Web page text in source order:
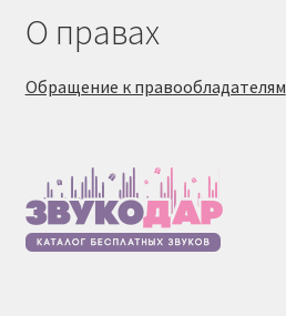
О правах
Обращение к правообладателям